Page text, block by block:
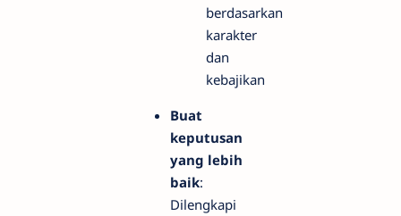
berdasarkan
karakter
dan
kebajikan
Buat
keputusan
yang lebih
baik:
Dilengkapi